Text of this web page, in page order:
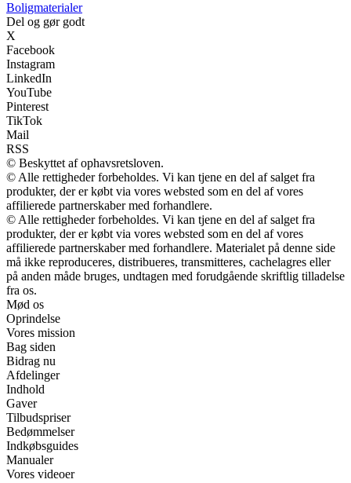
Boligmaterialer
Del og gør godt
X
Facebook
Instagram
LinkedIn
YouTube
Pinterest
TikTok
Mail
RSS
© Beskyttet af ophavsretsloven.
© Alle rettigheder forbeholdes. Vi kan tjene en del af salget fra
produkter, der er købt via vores websted som en del af vores
affilierede partnerskaber med forhandlere.
© Alle rettigheder forbeholdes. Vi kan tjene en del af salget fra
produkter, der er købt via vores websted som en del af vores
affilierede partnerskaber med forhandlere. Materialet på denne side
må ikke reproduceres, distribueres, transmitteres, cachelagres eller
på anden måde bruges, undtagen med forudgående skriftlig tilladelse
fra os.
Mød os
Oprindelse
Vores mission
Bag siden
Bidrag nu
Afdelinger
Indhold
Gaver
Tilbudspriser
Bedømmelser
Indkøbsguides
Manualer
Vores videoer